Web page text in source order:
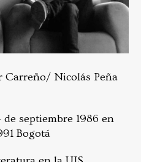
Carreño/ Nicolás Peña
de septiembre 1986 en
Bogotá